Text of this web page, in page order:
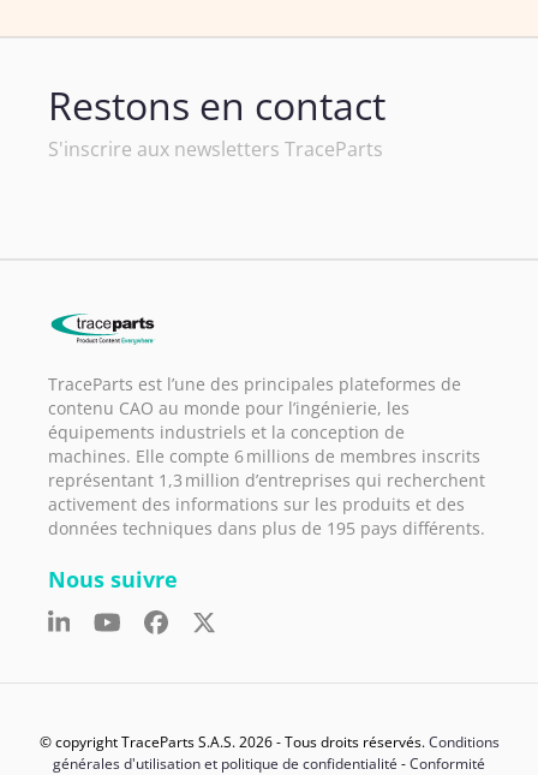
Restons en contact
S'inscrire aux newsletters TraceParts
TraceParts est l’une des principales plateformes de
contenu CAO au monde pour l’ingénierie, les
équipements industriels et la conception de
machines. Elle compte 6 millions de membres inscrits
représentant 1,3 million d’entreprises qui recherchent
activement des informations sur les produits et des
données techniques dans plus de 195 pays différents.
Nous suivre
© copyright TraceParts S.A.S. 2026 - Tous droits réservés.Conditions
générales d'utilisation et politique de confidentialité -Conformité